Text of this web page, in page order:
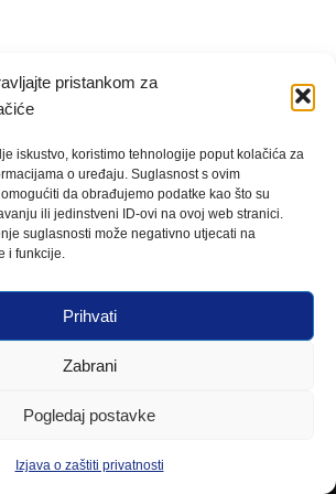
pristankom za
iskustvo, koristimo tehnologije poput kolačića za
o uređaju. Suglasnost s ovim
da obrađujemo podatke kao što su
ili jedinstveni ID-ovi na ovoj web stranici.
suglasnosti može negativno utjecati na
i funkcije.
Prihvati
Zabrani
Pogledaj postavke
Izjava o zaštiti privatnosti
| Powered byWordPress